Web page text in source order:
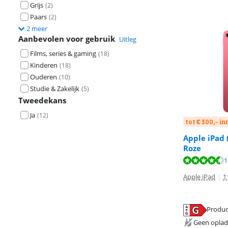
Grijs (2)
Paars (2)
2 meer
Aanbevolen voor gebruik Uitleg
Films, series & gaming (18)
Kinderen (18)
Ouderen (10)
Studie & Zakelijk (5)
Tweedekans
Ja (12)
tot € 300,-
Apple iPad
Roze
Beoordeling is
Apple iPad |
opent in nieuw
Geen
Beoordeling is
opent in nieuw
Beoordeling is
opent in nieuw